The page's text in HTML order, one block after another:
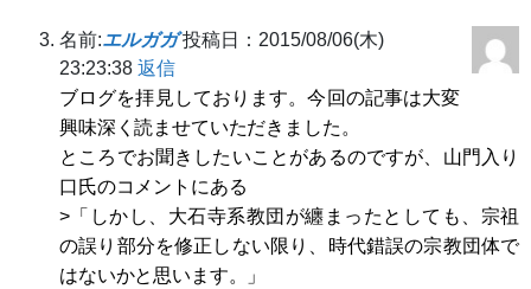
名前:エルガガ 投稿日：2015/08/06(木)
23:23:38 返信
ブログを拝見しております。今回の記事は大変
興味深く読ませていただきました。
ところでお聞きしたいことがあるのですが、山門入り
口氏のコメントにある
>「しかし、大石寺系教団が纏まったとしても、宗祖
の誤り部分を修正しない限り、時代錯誤の宗教団体で
はないかと思います。」